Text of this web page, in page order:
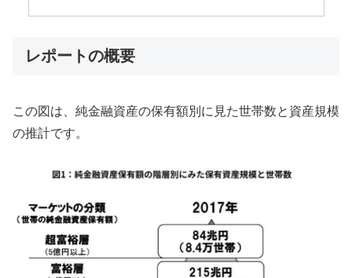
レポートの概要
この図は、純金融資産の保有額別に見た世帯数と資産規模
の推計です。